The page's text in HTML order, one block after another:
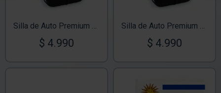
Silla de Auto Premium 9-36Kg Negro Eclipse
$ 4.990
Silla de Auto Premium 9-36Kg Azul Oceano
$ 4.990